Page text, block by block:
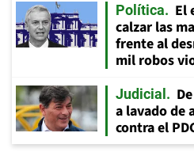
Política
El
calzar las
frente al
mil robos
Judicial
a lavado de
contra el